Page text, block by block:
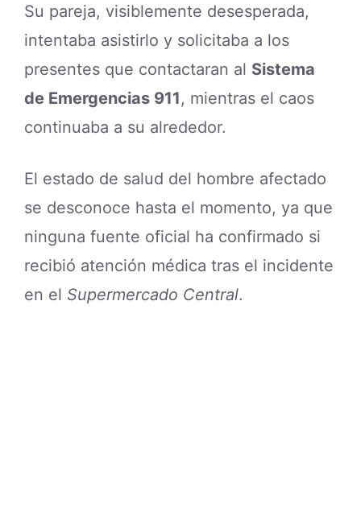
Su pareja, visiblemente desesperada,
intentaba asistirlo y solicitaba a los
presentes que contactaran al Sistema
de Emergencias 911, mientras el caos
continuaba a su alrededor.
El estado de salud del hombre afectado
se desconoce hasta el momento, ya que
ninguna fuente oficial ha confirmado si
recibió atención médica tras el incidente
en el Supermercado Central.